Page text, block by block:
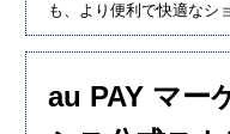
も、より便利で快適なシ
au PAY マー